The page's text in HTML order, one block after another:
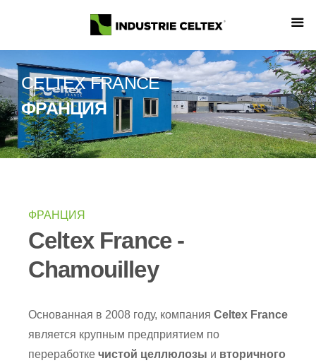
CELTEX FRANCE
ФРАНЦИЯ
ФРАНЦИЯ
Celtex France -
Chamouilley
Основанная в 2008 году, компания Celtex France
является крупным предприятием по
переработке чистой целлюлозы и вторичного